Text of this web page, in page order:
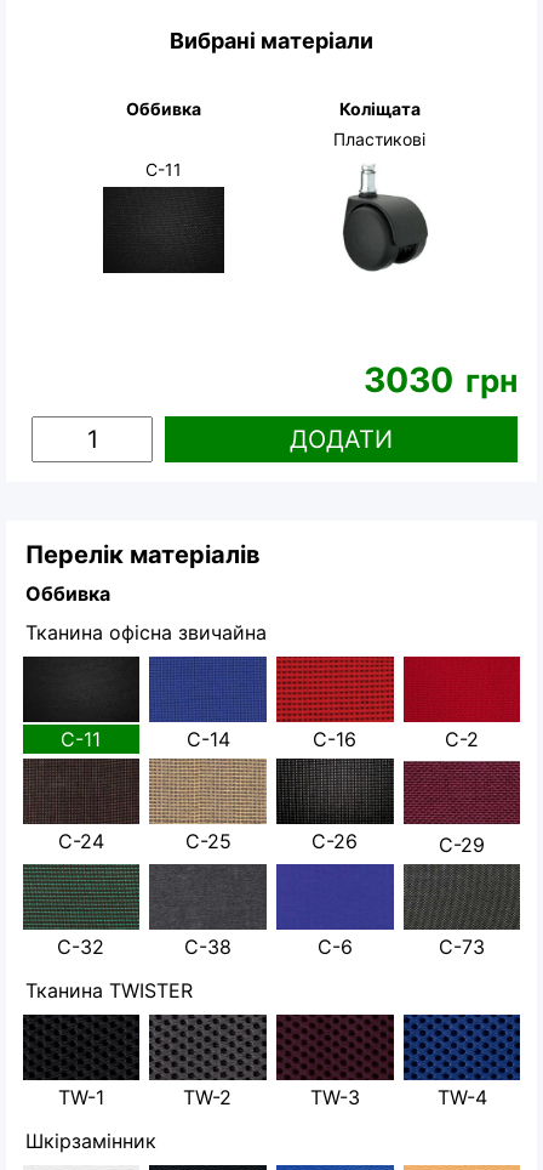
Вибрані матеріали
Оббивка
С-11
Коліщата
Пластикові
3030 грн
ДОДАТИ
Перелік матеріалів
Оббивка
Тканина офісна звичайна
С-11 С-14 С-16 С-2
С-24 С-25 С-26 С-29
С-32 С-38 С-6
С-73
Тканина TWISTER
TW-1 TW-2 TW-3
TW-4
Шкірзамінник